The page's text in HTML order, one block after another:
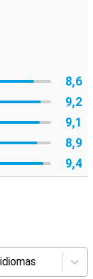
8,6
9,2
9,1
8,9
9,4